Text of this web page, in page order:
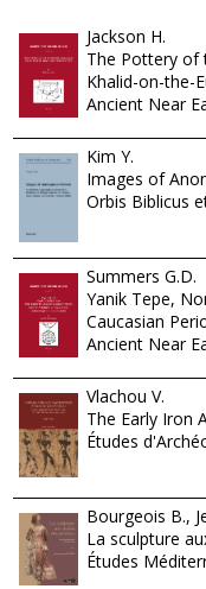
Jackson H.
The Pottery of
Khalid-on-the-
Ancient Near
Kim Y.
Images of
Orbis Biblicus
Summers G.D.
Yanik Tepe,
Caucasian
Ancient Near
Vlachou V.
The Early Iron
Études
Bourgeois B.,
La sculpture
Études